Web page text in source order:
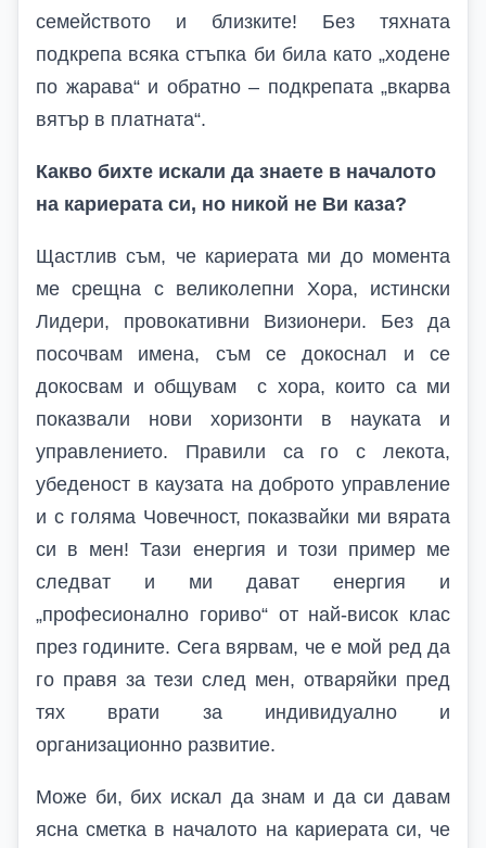
семейството и близките! Без тяхната
подкрепа всяка стъпка би била като „ходене
по жарава“ и обратно – подкрепата „вкарва
вятър в платната“.
Какво бихте искали да знаете в началото
на кариерата си, но никой не Ви каза?
Щастлив съм, че кариерата ми до момента
ме срещна с великолепни Хора, истински
Лидери, провокативни Визионери. Без да
посочвам имена, съм се докоснал и се
докосвам и общувам с хора, които са ми
показвали нови хоризонти в науката и
управлението. Правили са го с лекота,
убеденост в каузата на доброто управление
и с голяма Човечност, показвайки ми вярата
си в мен! Тази енергия и този пример ме
следват и ми дават енергия и
„професионално гориво“ от най-висок клас
през годините. Сега вярвам, че е мой ред да
го правя за тези след мен, отваряйки пред
тях врати за индивидуално и
организационно развитие.
Може би, бих искал да знам и да си давам
ясна сметка в началото на кариерата си, че